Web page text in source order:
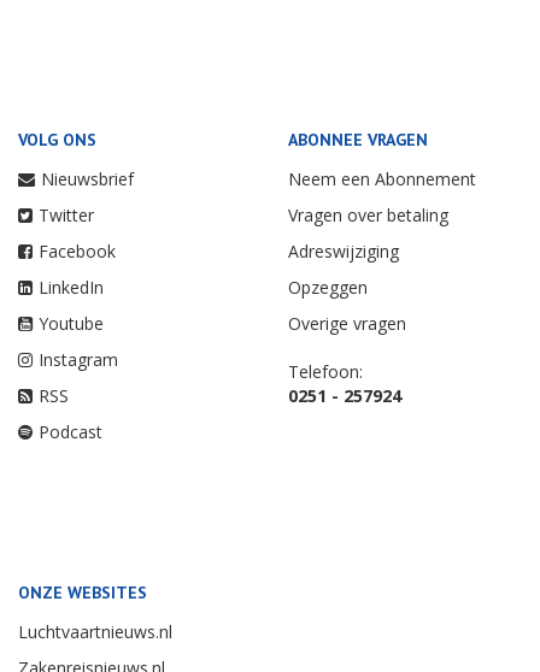
VOLG ONS
Nieuwsbrief
Twitter
Facebook
LinkedIn
Youtube
Instagram
RSS
Podcast
ABONNEE VRAGEN
Neem een Abonnement
Vragen over betaling
Adreswijziging
Opzeggen
Overige vragen
Telefoon:
0251 - 257924
ONZE WEBSITES
Luchtvaartnieuws.nl